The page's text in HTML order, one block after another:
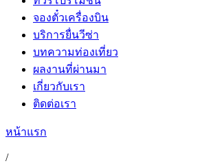
จองตั๋วเครื่องบิน
บริการยื่นวีซ่า
บทความท่องเที่ยว
ผลงานที่ผ่านมา
เกี่ยวกับเรา
ติดต่อเรา
หน้าแรก
/